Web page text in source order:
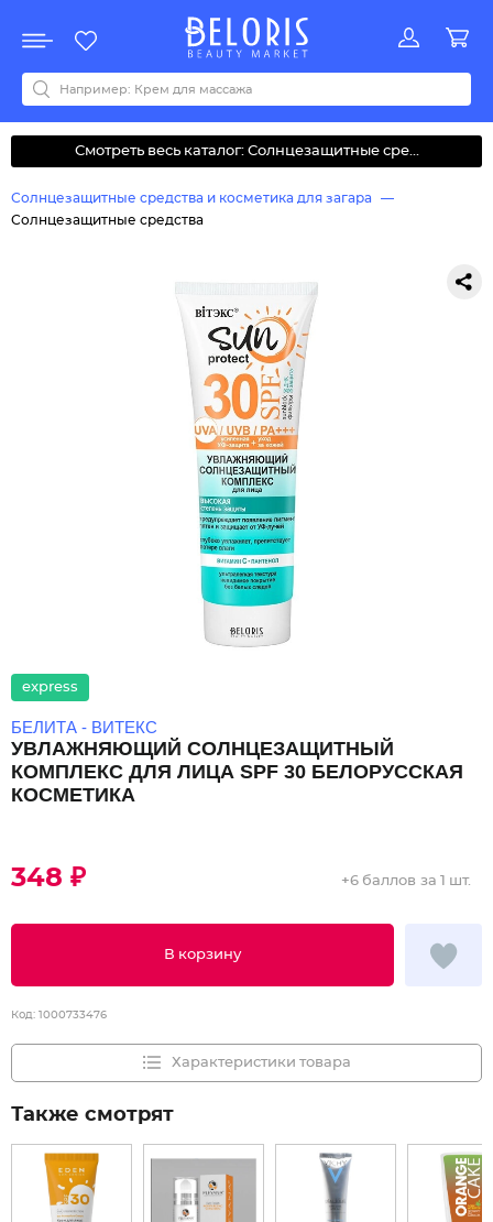
Акции
Все бренды
0-9ABCDEFGHIJKLMNOPQRSTUVWYZАБВДЗИМОКЛНПРСТУФ
Смотреть весь каталог: Солнцезащитные сре...
Солнцезащитные средства и косметика для загара
Солнцезащитные средства
express
БЕЛИТА - ВИТЕКС
УВЛАЖНЯЮЩИЙ СОЛНЦЕЗАЩИТНЫЙ
КОМПЛЕКС ДЛЯ ЛИЦА SPF 30 БЕЛОРУССКАЯ
КОСМЕТИКА
348 ₽
В корзину
+6 баллов за 1 шт.
Код: 1000733476
Характеристики товара
Также смотрят